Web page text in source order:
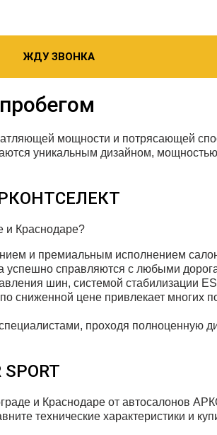
ЖДУ ЗВОНКА
мощности и потрясающей
уникальным дизайном,
и Краснодаре?
и премиальным исполнением
успешно справляются с любыми
шин, системой стабилизации
сниженной цене привлекает многих
проходя полноценную
и Краснодаре от автосалонов
технические характеристики и